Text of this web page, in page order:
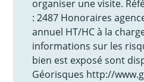
organiser une visite.
: 2487 Honoraires
annuel HT/HC à la
informations sur les
bien est exposé sont
Géorisques http://